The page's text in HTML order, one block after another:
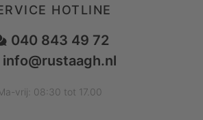
HOTLINE
040 843 49 72
info@rustaagh.nl
vrij: 08:30 tot 17.00